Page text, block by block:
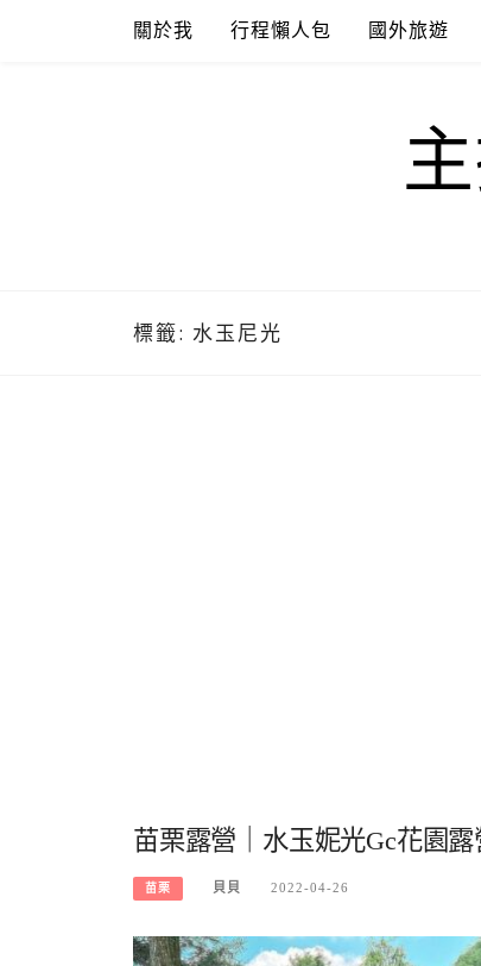
關於我 行程懶人包 國外旅遊
標籤: 水玉尼光
苗栗露營｜水玉妮光Gc花園
苗栗 貝貝 2022-04-26